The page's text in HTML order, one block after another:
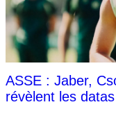
ASSE : Jaber,
révèlent les datas